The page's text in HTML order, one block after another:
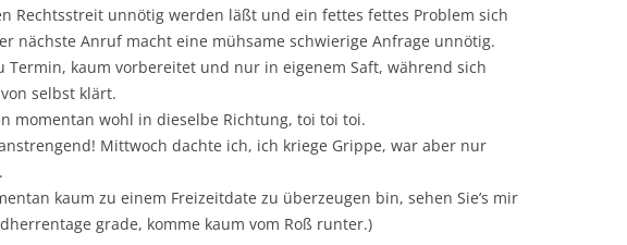
Rechtsstreit unnötig werden läßt und ein fettes fettes Problem sich
nächste Anruf macht eine mühsame schwierige Anfrage unnötig.
Termin, kaum vorbereitet und nur in eigenem Saft, während sich
selbst klärt.
momentan wohl in dieselbe Richtung, toi toi toi.
Mittwoch dachte ich, ich kriege Grippe, war aber nur
kaum zu einem Freizeitdate zu überzeugen bin, sehen Sie’s mir
grade, komme kaum vom Roß runter.)